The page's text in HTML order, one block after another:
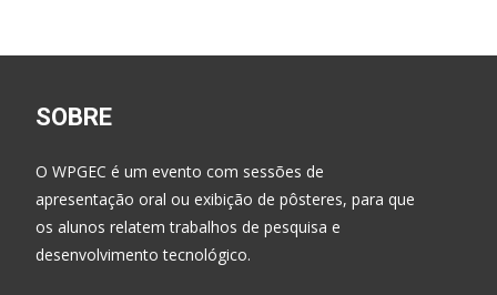
SOBRE
O WPGEC é um evento com sessões de
apresentação oral ou exibição de pôsteres, para que
os alunos relatem trabalhos de pesquisa e
desenvolvimento tecnológico.